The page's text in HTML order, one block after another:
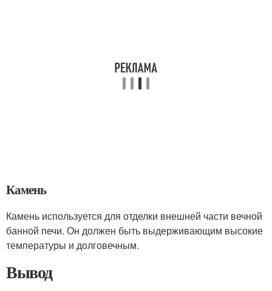
Камень
Камень используется для отделки внешней части вечной
банной печи. Он должен быть выдерживающим высокие
температуры и долговечным.
Вывод